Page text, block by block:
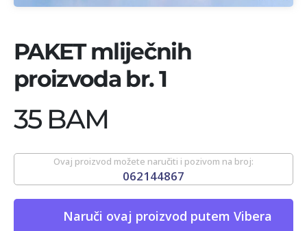
PAKET mliječnih
proizvoda br. 1
35 BAM
Ovaj proizvod možete naručiti i pozivom na broj:
062144867
Naruči ovaj proizvod putem Vibera